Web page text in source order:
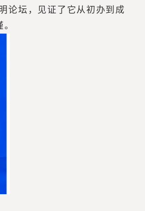
论坛，见证了它从初办到成